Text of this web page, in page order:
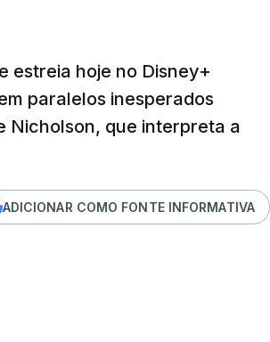
estreia hoje no Disney+
paralelos inesperados
Nicholson, que interpreta a
ADICIONAR COMO FONTE INFORMATIVA